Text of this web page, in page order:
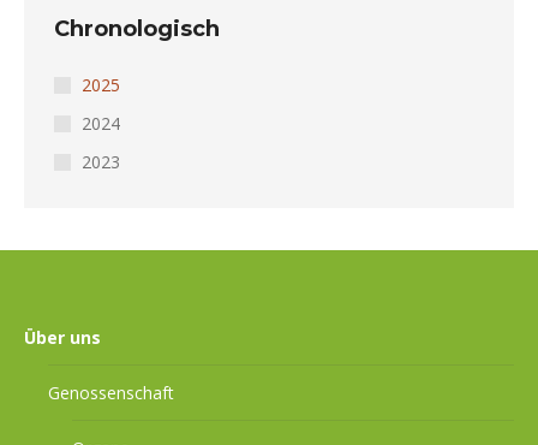
Chronologisch
2025
2024
2023
Über uns
Genossenschaft